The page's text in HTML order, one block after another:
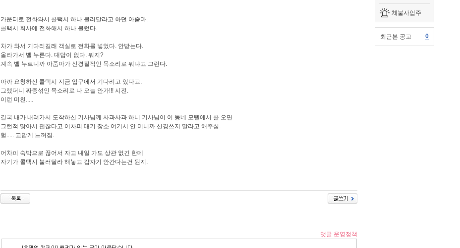
체불사업주
최근본 공고 0
카운터로 전화와서 콜택시 하나 불러달라고 하던 아줌마.
콜택시 회사에 전화해서 하나 불렀다.
차가 와서 기다리길래 객실로 전화를 넣었다. 안받는다.
올라가서 벨 누른다. 대답이 없다. 뭐지?
계속 벨 누르니까 아줌마가 신경질적인 목소리로 뭐냐고 그런다.
아까 요청하신 콜택시 지금 입구에서 기다리고 있다고.
그랬더니 짜증섞인 목소리로 나 오늘 안가!!! 시전.
이런 미친.....
결국 내가 내려가서 도착하신 기사님께 사과사과 하니 기사님이 이 동네 모텔에서 콜 오면
그런적 많아서 괜찮다고 어차피 대기 장소 여기서 안 머니까 신경쓰지 말라고 해주심.
헐..... 고맙게 느껴짐.
어차피 숙박으로 끊어서 자고 내일 가도 상관 없긴 한데
자기가 콜택시 불러달라 해놓고 갑자기 안간다는건 뭔지.